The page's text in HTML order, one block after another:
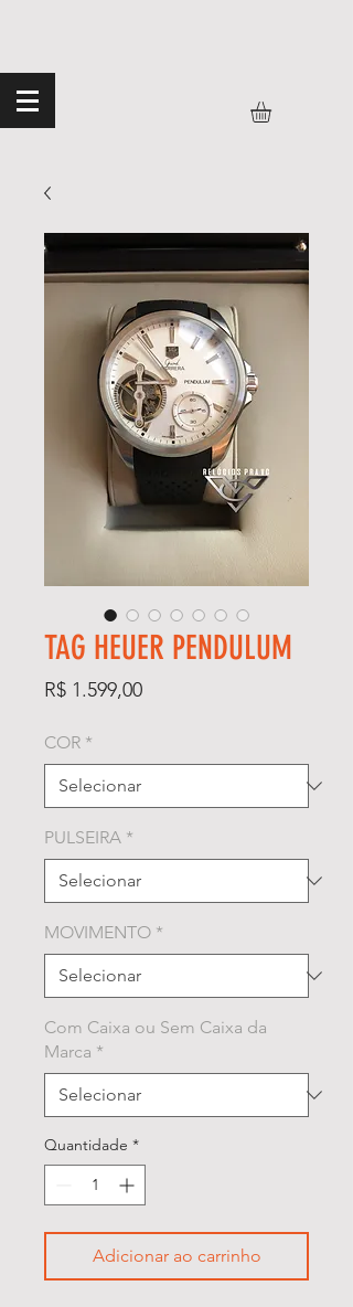
TAG HEUER PENDULUM
R$ 1.599,00Preço
COR *
PULSEIRA *
MOVIMENTO *
Com Caixa ou Sem Caixa da
Marca *
Quantidade *
Adicionar ao carrinho